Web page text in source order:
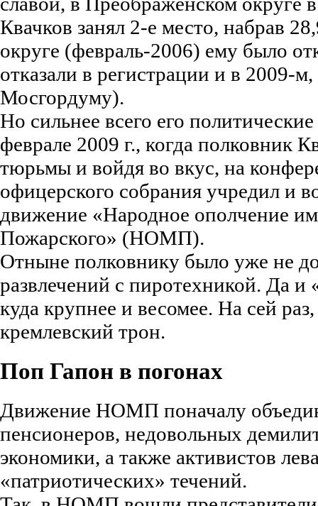
Квачков занял 2-е место, набрав
округе (февраль-2006) ему было
отказали в регистрации и в 2009-
Мосгордуму).
Но сильнее всего его
феврале 2009 г., когда полковник
тюрьмы и войдя во вкус, на
офицерского собрания учредил и
движение «Народное ополчение
Пожарского» (НОМП).
Отныне полковнику было уже не
развлечений с пиротехникой. Да
куда крупнее и весомее. На сей
кремлевский трон.
Поп Гапон в погонах
Движение НОМП поначалу
пенсионеров, недовольных
экономики, а также активистов
«патриотических» течений.